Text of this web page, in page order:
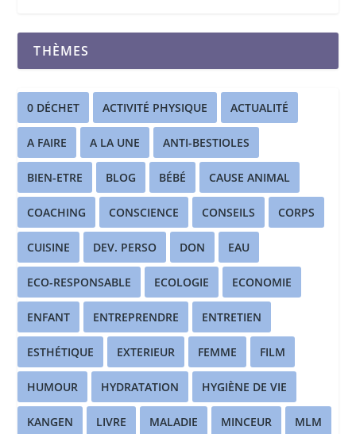
THÈMES
0 DÉCHET ACTIVITÉ PHYSIQUE ACTUALITÉ
A FAIRE A LA UNE ANTI-BESTIOLES
BIEN-ETRE BLOG BÉBÉ CAUSE ANIMAL
COACHING CONSCIENCE CONSEILS CORPS
CUISINE DEV. PERSO DON EAU
ECO-RESPONSABLE ECOLOGIE ECONOMIE
ENFANT ENTREPRENDRE ENTRETIEN
ESTHÉTIQUE EXTERIEUR FEMME FILM
HUMOUR HYDRATATION HYGIÈNE DE VIE
KANGEN LIVRE MALADIE MINCEUR MLM